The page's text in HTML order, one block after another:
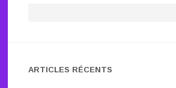
ARTICLES RÉCENTS